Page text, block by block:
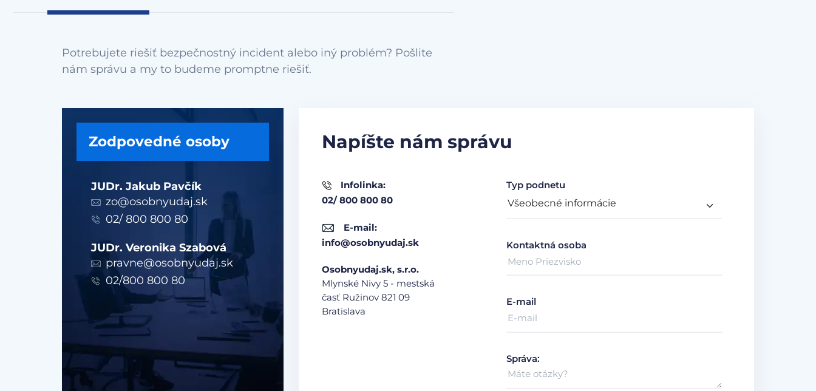
Potrebujete riešiť bezpečnostný incident alebo iný problém? Pošlite
Zodpovedné osoby
JUDr. Jakub Pavčík
zo@osobnyudaj.sk
02/ 800 800 80
JUDr. Veronika Szabová
pravne@osobnyudaj.sk
02/800 800 80
Napíšte nám správu
Infolinka:
02/ 800 800 80
E-mail:
info@osobnyudaj.sk
Osobnyudaj.sk, s.r.o.
Mlynské Nivy 5 - mestská
časť Ružinov 821 09
Bratislava
Typ podnetu
Kontaktná osoba
E-mail
Správa: